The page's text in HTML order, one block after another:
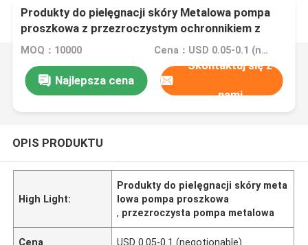
Produkty do pielęgnacji skóry Metalowa pompa
proszkowa z przezroczystym ochronnikiem z
pełną czapką
MOQ：10000 Cena：USD 0.05-0.1 (negotionable)
Najlepsza cena
Skontaktuj się z
nami
OPIS PRODUKTU
High Light:
Produkty do pielęgnacji skóry meta
lowa pompa proszkowa
, przezroczysta pompa metalowa
Cena USD 0.05-0.1 (negotionable)